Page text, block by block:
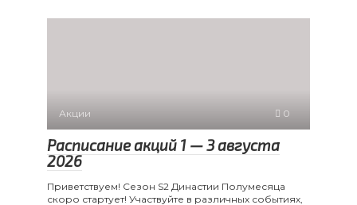
Акции 0
Расписание акций 1 — 3 августа
2026
Приветствуем! Сезон S2 Династии Полумесяца
скоро стартует! Участвуйте в различных событиях,